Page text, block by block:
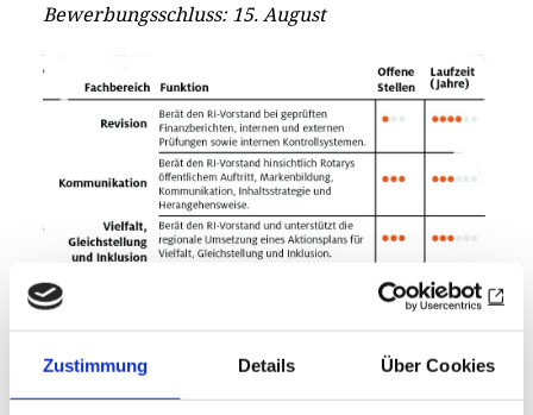
Zustimmung Details Über Cookies
Bewerbungsschluss: 15. August